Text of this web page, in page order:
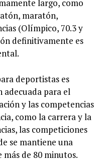
largo, como
maratón,
(Olímpico, 70.3 y
definitivamente es
deportistas es
para el
y las competencias
como la carrera y la
las competiciones
se mantiene una
de 80 minutos.